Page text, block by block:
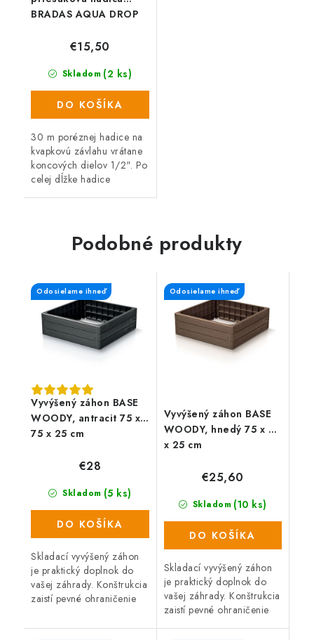
BRADAS AQUA DROP
Skladom (2 ks)
€15,50
DO KOŠÍKA
30 m poréznej hadice na
kvapkovú závlahu vrátane
koncových dielov 1/2". Po
celej dĺžke hadice
záhony a živé ploty....
Podobné produkty
Vyvýšený záhon BASE
WOODY, antracit 75 x
75 x 25 cm
Odosielame ihneď
Skladom (5 ks)
€28
DO KOŠÍKA
Skladací vyvýšený záhon
je praktický doplnok do
vašej záhrady. Konštrukcia
zaistí pevné ohraničenie
stále upravený. Záhon je
Vyvýšený záhon BASE
WOODY, hnedý 75 x 75
x 25 cm
Odosielame ihneď
Skladom (10 ks)
€25,60
DO KOŠÍKA
Skladací vyvýšený záhon
je praktický doplnok do
vašej záhrady. Konštrukcia
zaistí pevné ohraničenie